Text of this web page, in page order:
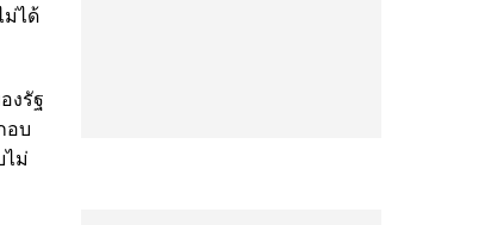
ม่ได้
งรัฐ
อบ
ไม่